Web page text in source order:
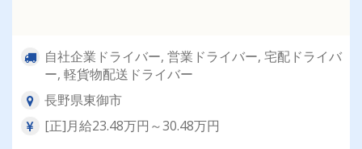
自社企業ドライバー, 営業ドライバー, 宅配ドライバ
ー, 軽貨物配送ドライバー
長野県東御市
[正]月給23.48万円～30.48万円